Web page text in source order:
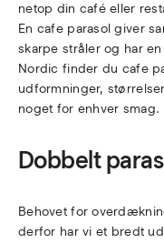
netop din café eller
En cafe parasol giver
skarpe stråler og har
Nordic finder du cafe
udformninger,
noget for enhver smag.
Dobbelt
Behovet for
derfor har vi et bredt